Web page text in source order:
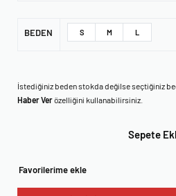
BEDEN S M L
İstediğiniz beden stokda değilse seçtiğiniz
Haber Verözelliğini kullanabilirsiniz.
Sepete
Favorilerime ekle